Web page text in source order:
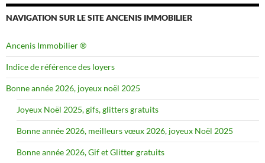
NAVIGATION SUR LE SITE ANCENIS IMMOBILIER
Ancenis Immobilier ®
Indice de référence des loyers
Bonne année 2026, joyeux noël 2025
Joyeux Noël 2025, gifs, glitters gratuits
Bonne année 2026, meilleurs vœux 2026, joyeux Noël 2025
Bonne année 2026, Gif et Glitter gratuits